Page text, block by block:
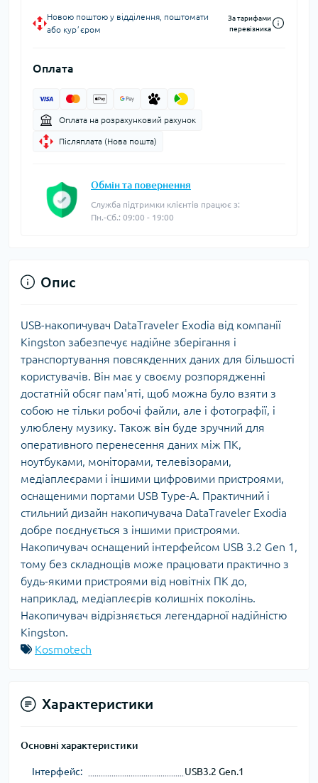
Новою поштою у відділення, поштомати
або курʼєром
За тарифами
перевізника
Оплата
Оплата на розрахунковий рахунок
Післяплата (Нова пошта)
Обмін та повернення
Служба підтримки клієнтів працює з:
Пн.-Сб.: 09:00 - 19:00
Опис
USB-накопичувач DataTraveler Exodia від компанії
Kingston забезпечує надійне зберігання і
транспортування повсякденних даних для більшості
користувачів. Він має у своєму розпорядженні
достатній обсяг пам'яті, щоб можна було взяти з
собою не тільки робочі файли, але і фотографії, і
улюблену музику. Також він буде зручний для
оперативного перенесення даних між ПК,
ноутбуками, моніторами, телевізорами,
медіаплеєрами і іншими цифровими пристроями,
оснащеними портами USB Type-A. Практичний і
стильний дизайн накопичувача DataTraveler Exodia
добре поєднується з іншими пристроями.
Накопичувач оснащений інтерфейсом USB 3.2 Gen 1,
тому без складнощів може працювати практично з
будь-якими пристроями від новітніх ПК до,
наприклад, медіаплеєрів колишніх поколінь.
Накопичувач відрізняється легендарної надійністю
Kingston.
Kosmotech
Характеристики
Основні характеристики
Інтерфейс: USB3.2 Gen.1